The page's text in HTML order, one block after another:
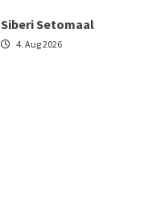
Siberi Setomaal
4. Aug 2026